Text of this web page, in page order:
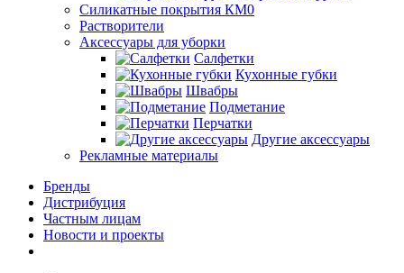
Силикатные покрытия КМ0
Растворители
Аксессуары для уборки
Салфетки
Кухонные губки
Швабры
Подметание
Перчатки
Другие аксессуары
Рекламные материалы
Бренды
Дистрибуция
Частным лицам
Новости и проекты